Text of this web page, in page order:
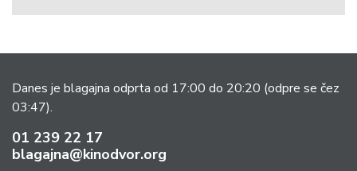
Danes je blagajna odprta od 17:00 do 20:20 (odpre se čez
03:47).
01 239 22 17
blagajna@kinodvor.org